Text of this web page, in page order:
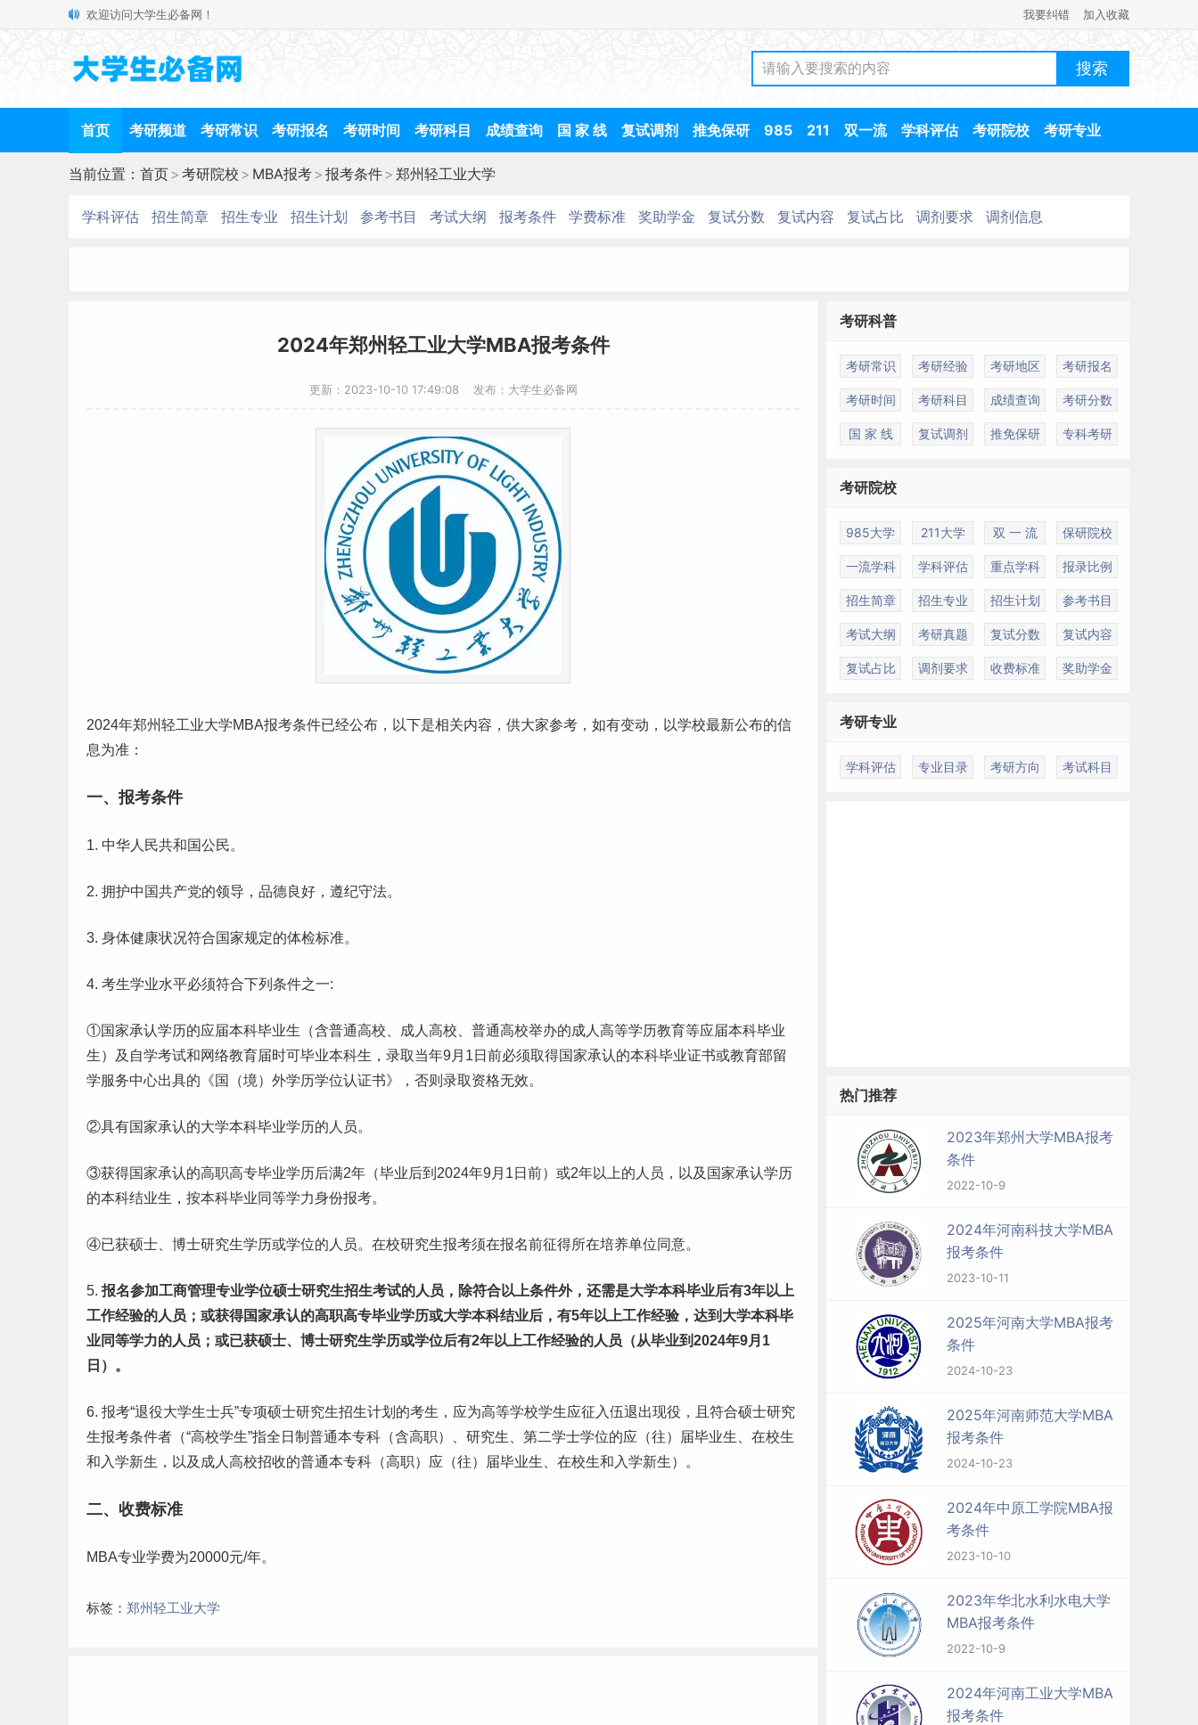
欢迎访问大学生必备网！ 我要纠错 加入收藏
首页 考研频道 考研常识 考研报名 考研时间 考研科目 成绩查询 国 家 线 复试调剂 推免保研 985 211 双一流 学科评估 考研院校 考研专业
当前位置： 首页> 考研院校 > MBA报考> 报考条件> 郑州轻工业大学
学科评估 招生简章 招生专业 招生计划 参考书目 考试大纲 报考条件 学费标准 奖助学金 复试分数 复试内容 复试占比 调剂要求 调剂信息
2024年郑州轻工业大学MBA报考条件
更新：2023-10-10 17:49:08 发布：大学生必备网
2024年郑州轻工业大学MBA报考条件已经公布，以下是相关内容，供大家参考，如有变动，以学校最新公布的信
息为准：
一、报考条件
1. 中华人民共和国公民。
2. 拥护中国共产党的领导，品德良好，遵纪守法。
3. 身体健康状况符合国家规定的体检标准。
4. 考生学业水平必须符合下列条件之一:
①国家承认学历的应届本科毕业生 （含普通高校、成人高校、普通高校举办的成人高等学历教育等应届本科毕业
生）及 自学考试和网络教育届时可毕业本科生，录取当年9月1日前必须取得国家承认的本科毕业证书或教育部留
学服务中心出具的《国（境）外学历学位认证书》，否则录取资格无效。
②具有国家承认的大学本科毕业学历的人员。
③获得国家承认的高职高专毕业学历后满2年（毕业后到2024年9月1日前）或2年以上的人员，以及国家承认学历
的本科结业生，按本科毕业同等学力身份报考。
④已获硕士、博士研究生学历或学位的人员。在校研究生报考须在报名前征得所在培养单位同意。
5. 报名参加工商管理专业学位硕士研究生招生考试的人员，除符合以上条件外，还需是大学本科毕业后有3年以上
工作经验的人员；或获得国家承认的高职高专毕业学历或大学本科结业后，有5年以上工作经验，达到大学本科毕
业同等学力的人员；或已获硕士、博士研究生学历或学位后有2年以上工作经验的人员（从毕业到2024年9月1
日）。
6. 报考“退役大学生士兵”专项硕士研究生招生计划的考生，应为高等学校学生应征入伍退出现役，且符合硕士研究
生报考条件者（“高校学生”指全日制普通本专科（含高职）、研究生、第二学士学位的应（往）届毕业生、在校生
和入学新生 ，以及成人高校招收的普通本专科（高职）应（往）届毕业生、在校生和入学新生）。
二、 收费标准
MBA专业学费为20000元/年。
标签： 郑州轻工业大学
考研科普
考研常识 考研经验 考研地区 考研报名
考研时间 考研科目 成绩查询 考研分数
国 家 线 复试调剂 推免保研 专科考研
考研院校
985大学 211大学 双 一 流 保研院校
一流学科 学科评估 重点学科 报录比例
招生简章 招生专业 招生计划 参考书目
考试大纲 考研真题 复试分数 复试内容
复试占比 调剂要求 收费标准 奖助学金
考研专业
学科评估 专业目录 考研方向 考试科目
热门推荐
2023年郑州大学MBA报考
条件
2022-10-9
2024年河南科技大学MBA
报考条件
2023-10-11
2025年河南大学MBA报考
条件
2024-10-23
2025年河南师范大学MBA
报考条件
2024-10-23
2024年中原工学院MBA报
考条件
2023-10-10
2023年华北水利水电大学
MBA报考条件
2022-10-9
2024年河南工业大学MBA
报考条件